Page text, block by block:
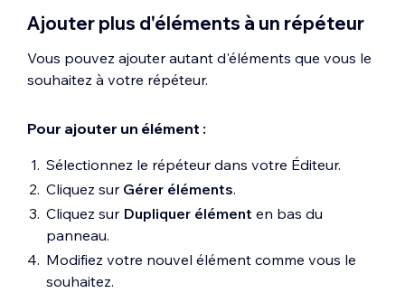
Ajouter plus d'éléments à un répéteur
Vous pouvez ajouter autant d'éléments que vous le
souhaitez à votre répéteur.
Pour ajouter un élément :
Sélectionnez le répéteur dans votre Éditeur.
Cliquez sur Gérer éléments.
Cliquez sur Dupliquer élément en bas du
panneau.
Modifiez votre nouvel élément comme vous le
souhaitez.